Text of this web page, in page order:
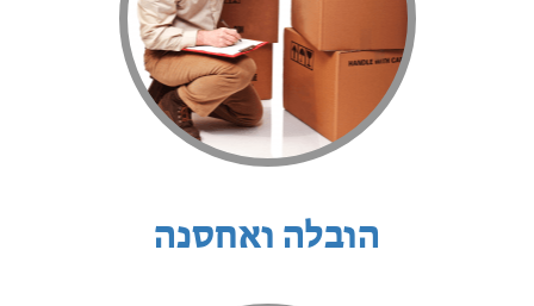
הובלה ואחסנה